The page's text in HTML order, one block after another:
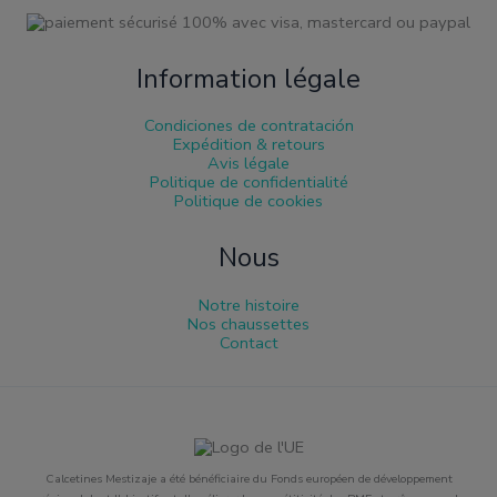
Information légale
Condiciones de contratación
Expédition & retours
Avis légale
Politique de confidentialité
Politique de cookies
Nous
Notre histoire
Nos chaussettes
Contact
Calcetines Mestizaje a été bénéficiaire du Fonds européen de développement